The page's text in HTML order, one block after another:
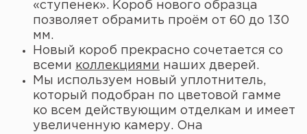
«ступенек». Короб нового образца
позволяет обрамить проём от 60 до 130
мм.
Новый короб прекрасно сочетается со
всеми коллекциями наших дверей.
Мы используем новый уплотнитель,
который подобран по цветовой гамме
ко всем действующим отделкам и имеет
увеличенную камеру. Она